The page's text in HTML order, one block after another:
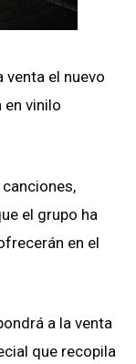
venta el nuevo
en vinilo
el grupo ha
en el
a la venta
que recopila